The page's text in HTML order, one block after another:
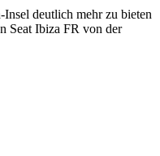
deutlich mehr zu bieten
Seat Ibiza FR von der